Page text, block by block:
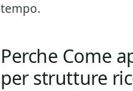
tempo.
Perche Come
per strutture